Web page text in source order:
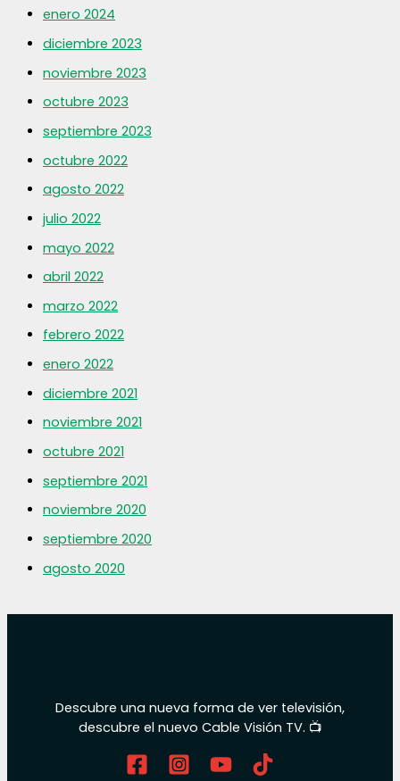
enero 2024
diciembre 2023
noviembre 2023
octubre 2023
septiembre 2023
octubre 2022
agosto 2022
julio 2022
mayo 2022
abril 2022
marzo 2022
febrero 2022
enero 2022
diciembre 2021
noviembre 2021
octubre 2021
septiembre 2021
noviembre 2020
septiembre 2020
agosto 2020
Descubre una nueva forma de ver televisión,
descubre el nuevo Cable Visión TV. 📺